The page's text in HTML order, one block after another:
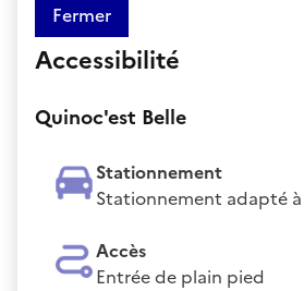
Fermer
Accessibilité
Quinoc'est Belle
Stationnement
Stationnement adapté
Accès
Entrée de plain pied